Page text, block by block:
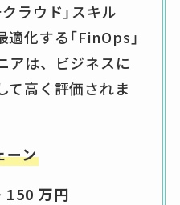
ラウド」スキル
化する「FinOps」
アは、ビジネスに
て高く評価されま
ーン
150 万円